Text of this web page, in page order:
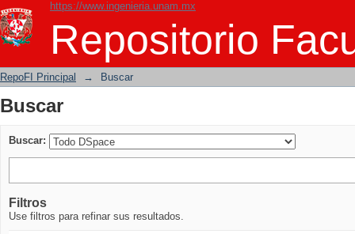
https://www.ingenieria.unam.mx
Repositorio
Buscar
RepoFI Principal → Buscar
Buscar
Buscar:
Filtros
Use filtros para refinar sus resultados.